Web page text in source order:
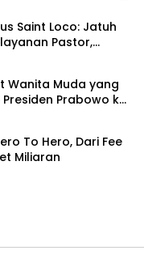
Saint Loco: Jatuh
Pastor,
Babon
Wanita Muda yang
Prabowo ke
To Hero, Dari Fee
Miliaran